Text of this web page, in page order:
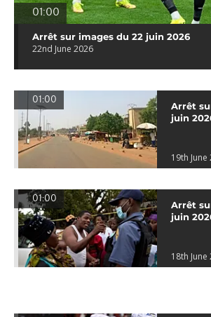
01:00
Arrêt sur images du 22 juin 2026
22nd June 2026
01:00
Arrêt
juin
19th June
01:00
Arrêt
juin
18th June